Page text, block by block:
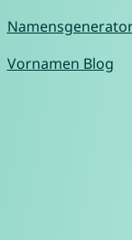
Vornamen Blog